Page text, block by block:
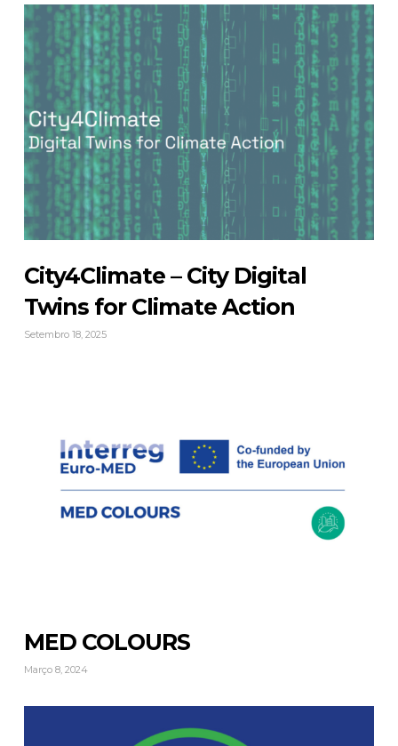
City4Climate – City Digital
Twins for Climate Action
Setembro 18, 2025
MED COLOURS
Março 8, 2024